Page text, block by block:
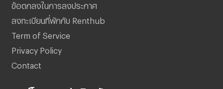
ข้อตกลงในการลงประกาศ
ลงทะเบียนที่พักกับ Renthub
Term of Service
Privacy Policy
Contact